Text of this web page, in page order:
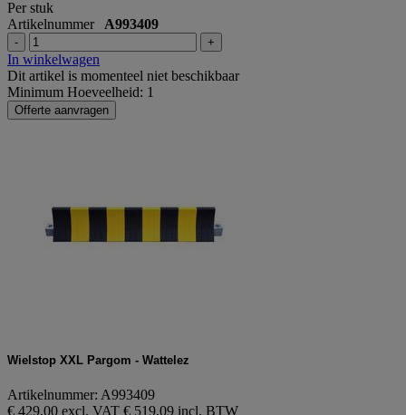
Per stuk
Artikelnummer A993409
- +
In winkelwagen
Dit artikel is momenteel niet beschikbaar
Minimum Hoeveelheid: 1
Offerte aanvragen
Wielstop XXL Pargom - Wattelez
Artikelnummer: A993409
€ 429,00 excl. VAT € 519,09 incl. BTW